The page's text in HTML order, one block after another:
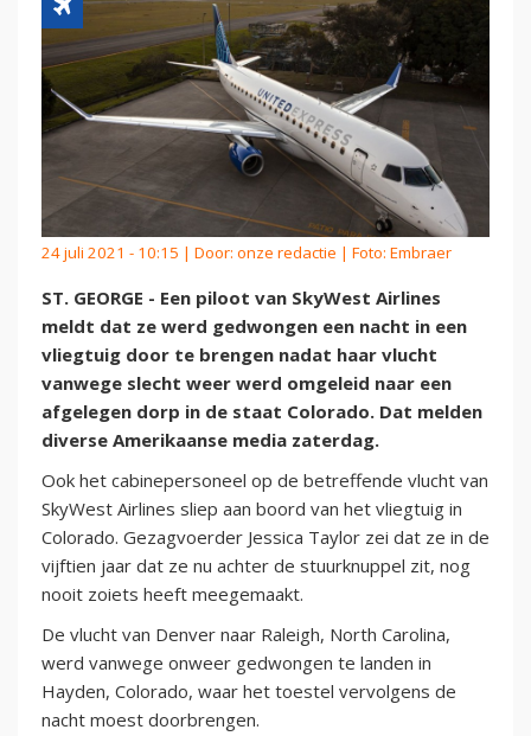
24 juli 2021 - 10:15 | Door: onze redactie | Foto: Embraer
ST. GEORGE - Een piloot van SkyWest Airlines
meldt dat ze werd gedwongen een nacht in een
vliegtuig door te brengen nadat haar vlucht
vanwege slecht weer werd omgeleid naar een
afgelegen dorp in de staat Colorado. Dat melden
diverse Amerikaanse media zaterdag.
Ook het cabinepersoneel op de betreffende vlucht van
SkyWest Airlines sliep aan boord van het vliegtuig in
Colorado. Gezagvoerder Jessica Taylor zei dat ze in de
vijftien jaar dat ze nu achter de stuurknuppel zit, nog
nooit zoiets heeft meegemaakt.
De vlucht van Denver naar Raleigh, North Carolina,
werd vanwege onweer gedwongen te landen in
Hayden, Colorado, waar het toestel vervolgens de
nacht moest doorbrengen.